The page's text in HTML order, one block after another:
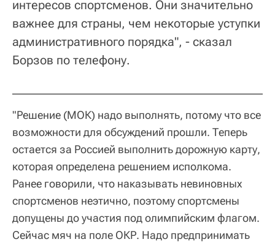
интересов спортсменов. Они значительно
важнее для страны, чем некоторые уступки
административного порядка", - сказал
Борзов по телефону.
"Решение (МОК) надо выполнять, потому что все
возможности для обсуждений прошли. Теперь
остается за Россией выполнить дорожную карту,
которая определена решением исполкома.
Ранее говорили, что наказывать невиновных
спортсменов неэтично, поэтому спортсмены
допущены до участия под олимпийским флагом.
Сейчас мяч на поле ОКР. Надо предпринимать